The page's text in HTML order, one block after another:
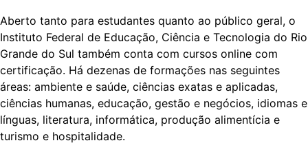
Aberto tanto para estudantes quanto ao público geral, o
Instituto Federal de Educação, Ciência e Tecnologia do Rio
Grande do Sul também conta com cursos online com
certificação. Há dezenas de formações nas seguintes
áreas: ambiente e saúde, ciências exatas e aplicadas,
ciências humanas, educação, gestão e negócios, idiomas e
línguas, literatura, informática, produção alimentícia e
turismo e hospitalidade.